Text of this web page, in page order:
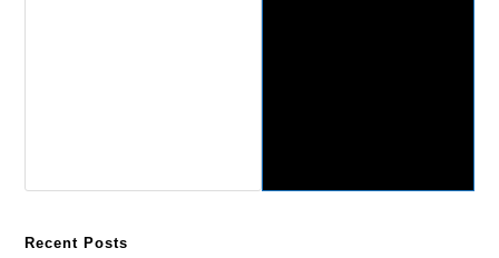
Recent Posts